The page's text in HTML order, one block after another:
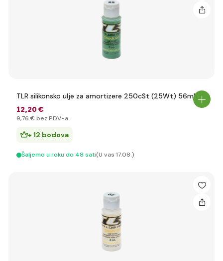
TLR silikonsko ulje za amortizere 250cSt (25Wt) 56ml
12,20 €
9,76 € bez PDV-a
+ 12 bodova
Šaljemo u roku do 48 sati(U vas 17.08.)